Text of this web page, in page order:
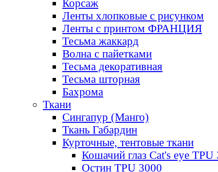
Корсаж
Ленты хлопковые с рисунком
Ленты с принтом ФРАНЦИЯ
Тесьма жаккард
Волна с пайетками
Тесьма декоративная
Тесьма шторная
Бахрома
Ткани
Сингапур (Манго)
Ткань Габардин
Курточные, тентовые ткани
Кошачий глаз Cat's eye TPU
Остин TPU 3000